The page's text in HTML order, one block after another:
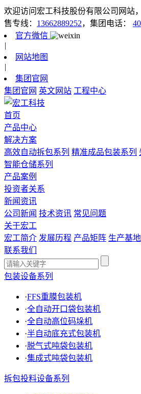
欢迎访问宏工科技股份有限公司网站
售专线： 13662889252，集团电话：
官方微信
|
网站地图
|
集团官网
集团官网 英文网站 工程中心
首页
产品中心
解决方案
高效自动拆包系列 精准成品包装系列
智能仓储系列
产品案例
投资者关系
新闻资讯
公司新闻 技术资讯 常见问题
关于宏工
宏工简介 发展历程 产品矩阵 生产基地
联系我们
包装设备系列
·FFS重膜包装机
·全自动开口袋包装机
·全自动高位码垛机
·半自动底充式包装机
·脱气式吨袋包装机
·集成式吨袋包装机
拆包投料设备系列